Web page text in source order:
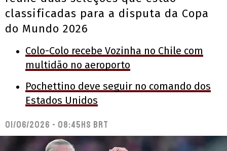
classificadas para a disputa da Copa
do Mundo 2026
Colo-Colo recebe Vozinha no Chile com
multidão no aeroporto
Pochettino deve seguir no comando dos
Estados Unidos
01/06/2026 - 08:45hs BRT